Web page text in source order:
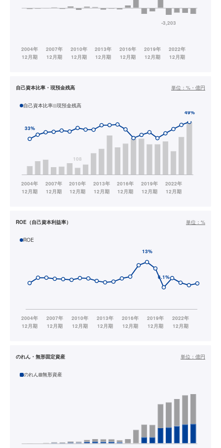
自己資本比率・現預金残高 単位： %・億円
自己資本比率 現預金残高
ROE（自己資本利益率） 単位： %
ROE
のれん・無形固定資産 単位： 億円
のれん 無形資産